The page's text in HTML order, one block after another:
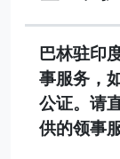
巴林驻印
事服务，
公证。请
供的领事